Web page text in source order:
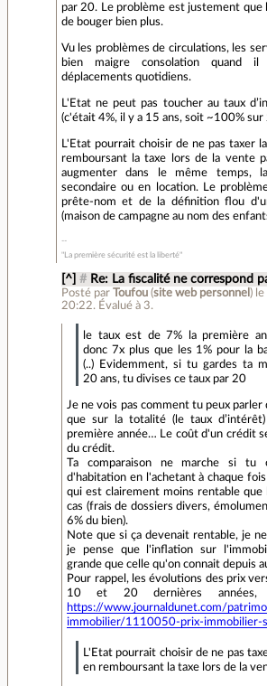
par 20. Le problème est justement que
de bouger bien plus.
Vu les problèmes de circulations, les
bien maigre consolation quand
déplacements quotidiens.
L'Etat ne peut pas toucher au taux
(c'était 4%, il y a 15 ans, soit ~100% sur
L'Etat pourrait choisir de ne pas taxer
remboursant la taxe lors de la vente
augmenter dans le même temps,
secondaire ou en location. Le
prête-nom et de la définition flou
(maison de campagne au nom des
"La première sécurité est la liberté"
[^] # Re: La fiscalité ne correspond
Posté par Toufou (site web personnel )
20:22. Évalué à 3.
le taux est de 7% la première
donc 7x plus que les 1% pour la
(..) Evidemment, si tu gardes ta
20 ans, tu divises ce taux par 20
Je ne vois pas comment tu peux parler
que sur la totalité (le taux
première année… Le coût d'un crédit
du crédit.
Ta comparaison ne marche si tu
d'habitation en l'achetant à chaque
qui est clairement moins rentable que
cas (frais de dossiers divers,
6% du bien).
Note que si ça devenait rentable, je
je pense que l'inflation sur
grande que celle qu'on connait depuis
Pour rappel, les évolutions des prix
10 et 20 dernières
https://www.journaldunet.com/
immobilier/1110050-prix-immobilier-
L'Etat pourrait choisir de ne pas
en remboursant la taxe lors de la